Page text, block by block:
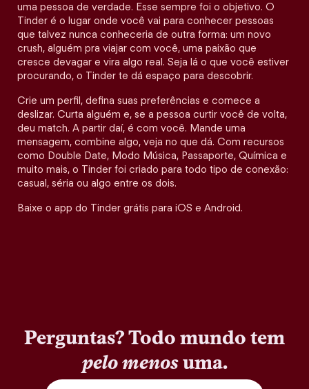
uma pessoa de verdade. Esse sempre foi o objetivo. O
Tinder é o lugar onde você vai para conhecer pessoas
que talvez nunca conheceria de outra forma: um novo
crush, alguém pra viajar com você, uma paixão que
cresce devagar e vira algo real. Seja lá o que você estiver
procurando, o Tinder te dá espaço para descobrir.
Crie um perfil, defina suas preferências e comece a
deslizar. Curta alguém e, se a pessoa curtir você de volta,
deu match. A partir daí, é com você. Mande uma
mensagem, combine algo, veja no que dá. Com recursos
como Double Date, Modo Música, Passaporte, Química e
muito mais, o Tinder foi criado para todo tipo de conexão:
casual, séria ou algo entre os dois.
Baixe o app do Tinder grátis para iOS e Android.
Perguntas? Todo mundo tem
pelo menosuma.